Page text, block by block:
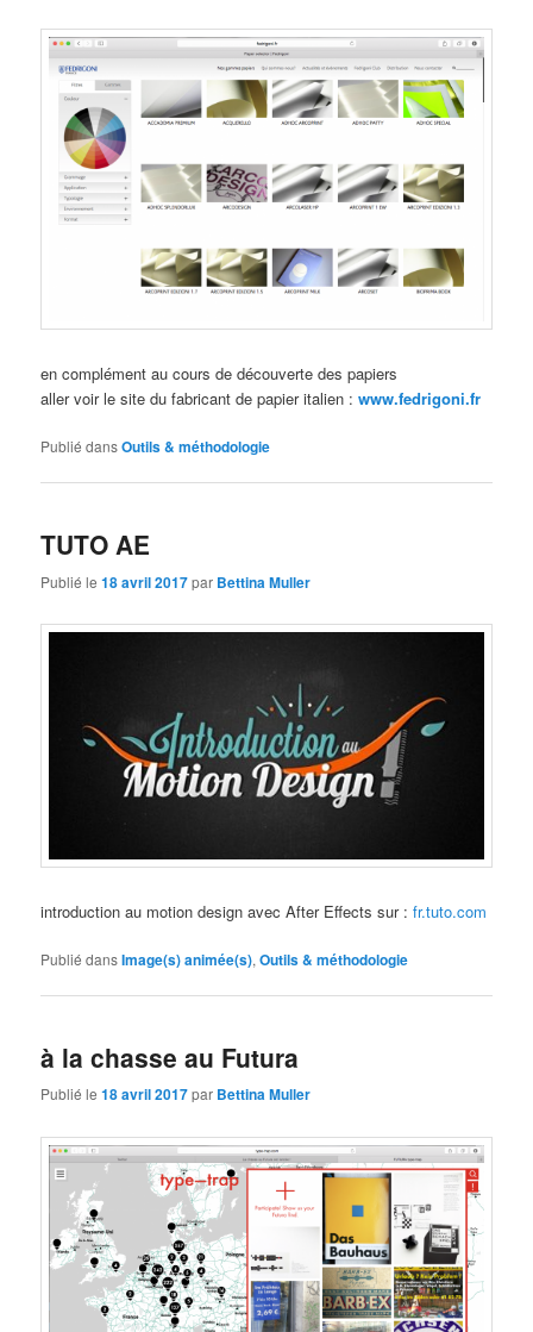
en complément au cours de découverte des papiers
aller voir le site du fabricant de papier italien :www.fedrigoni.fr
Publié dansOutils & méthodologie
TUTO AE
Publié le18 avril 2017par Bettina Muller
introduction au motion design avec After Effects sur :fr.tuto.com
Publié dansImage(s) animée(s),Outils & méthodologie
à la chasse au Futura
Publié le18 avril 2017par Bettina Muller